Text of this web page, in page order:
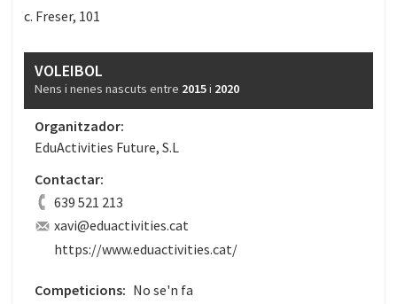
c. Freser, 101
VOLEIBOL
Nens i nenes nascuts entre 2015i 2020
Organitzador:
EduActivities Future, S.L
Contactar:
639 521 213
xavi@eduactivities.cat
https://www.eduactivities.cat/
Competicions: No se'n fa